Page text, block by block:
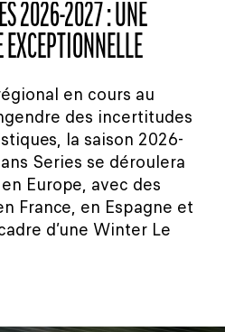
2026-2027 : UNE
en cours au
des incertitudes
la saison 2026-
Series se déroulera
Europe, avec des
France, en Espagne et
d’une Winter Le